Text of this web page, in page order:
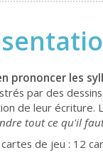
prononcer les
par des
de leur
tout ce qu'il
de jeu : 12